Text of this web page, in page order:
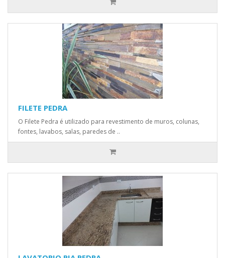
FILETE PEDRA
O Filete Pedra é utilizado para revestimento de muros, colunas,
fontes, lavabos, salas, paredes de ..